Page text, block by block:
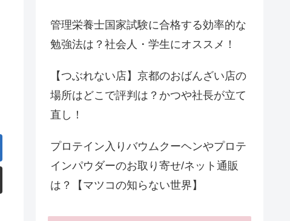
管理栄養士国家試験に合格する効率的な
勉強法は？社会人・学生にオススメ！
【つぶれない店】京都のおばんざい店の
場所はどこで評判は？かつや社長が立て
直し！
プロテイン入りバウムクーヘンやプロテ
インパウダーのお取り寄せ/ネット通販
は？【マツコの知らない世界】